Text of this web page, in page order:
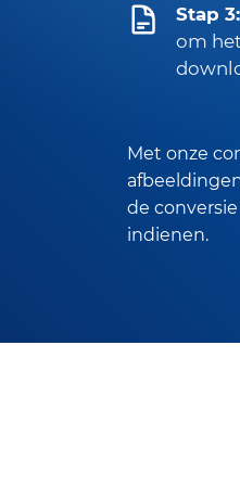
Stap 3:
om
Met onze
de
indienen.